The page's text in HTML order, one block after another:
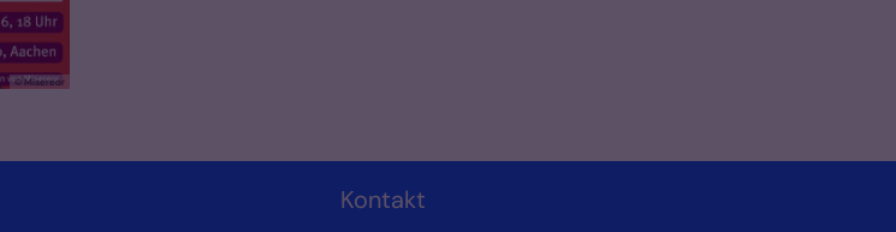
© Misereor
Kontakt